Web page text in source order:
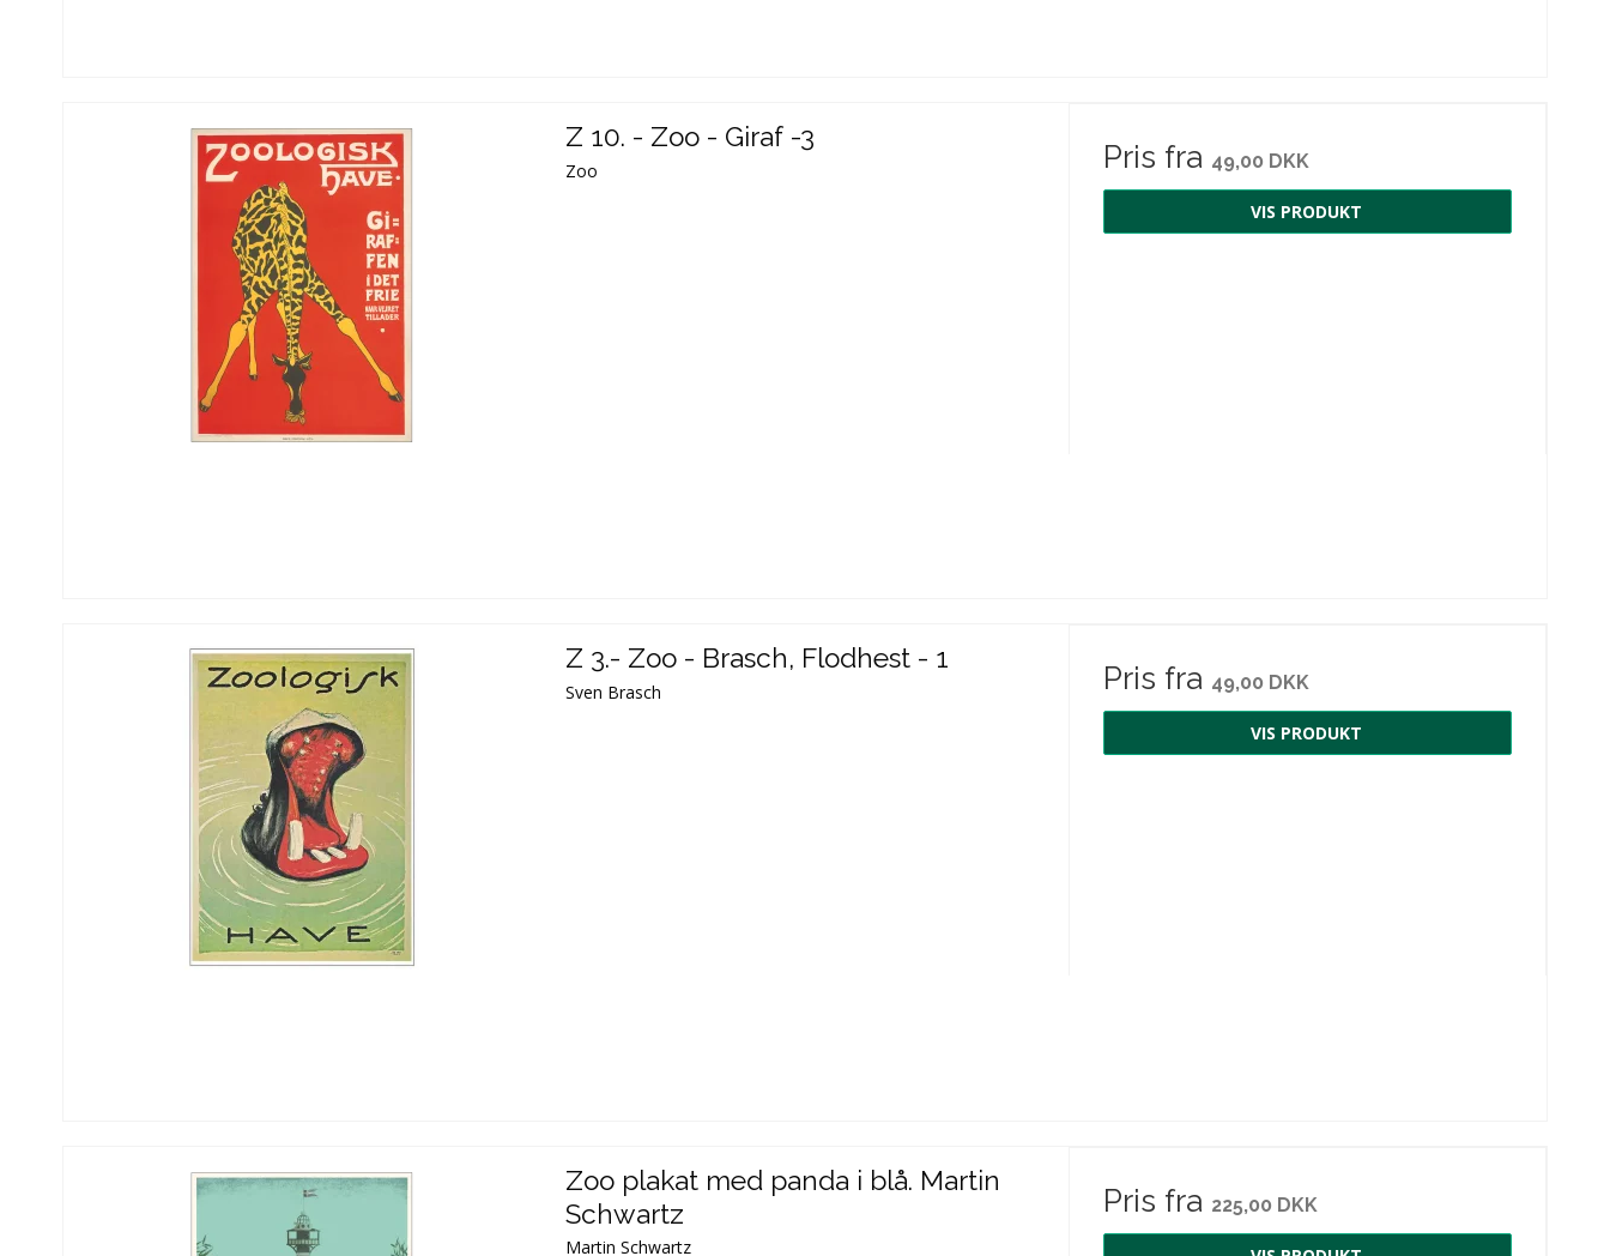
Z 10. - Zoo - Giraf -3
Zoo Pris fra 49,00 DKK
VIS PRODUKT
Z 3.- Zoo - Brasch, Flodhest - 1
Sven Brasch Pris fra 49,00 DKK
VIS PRODUKT
Zoo plakat med panda i blå. Martin
Schwartz
Martin Schwartz
Pris fra 225,00 DKK